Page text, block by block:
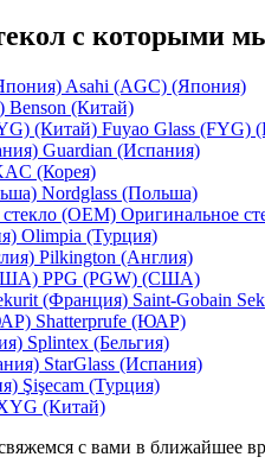
с которыми
Asahi (AGC) (Япония)
Benson (Китай)
Fuyao Glass (FYG)
Guardian (Испания)
(Корея)
Nordglass (Польша)
Оригинальное
Olimpia (Турция)
Pilkington (Англия)
PPG (PGW) (США)
Saint-Gobain
Shatterprufe (ЮАР)
Splintex (Бельгия)
StarGlass (Испания)
Şişecam (Турция)
(Китай)
с вами в ближайшее